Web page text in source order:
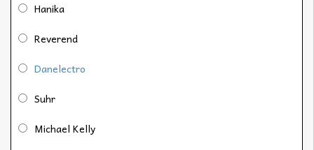
Hanika
Reverend
Danelectro
Suhr
Michael Kelly